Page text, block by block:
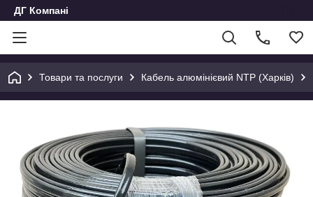
ДГ Компані
Товари та послуги Кабель алюмінієвий NTP (Харків)